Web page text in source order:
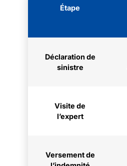
Étape
Déclaration de
sinistre
Visite de
l’expert
Versement de